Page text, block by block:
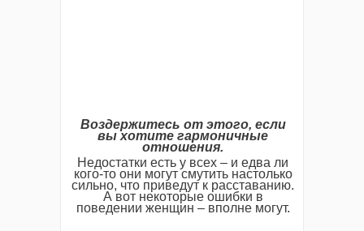
Воздержитесь от этого, если
вы хотите гармоничные
отношения.
Недостатки есть у всех – и едва ли
кого-то они могут смутить настолько
сильно, что приведут к расставанию.
А вот некоторые ошибки в
поведении женщин – вполне могут.